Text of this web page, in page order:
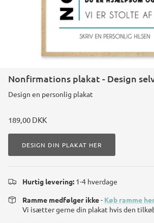
Konstruktions køretøj temafest
Nonfirmations plakat - Design
Design en personlig plakat
189,00 DKK
DESIGN DIN PLAKAT HER
Hurtig levering: 1-4 hverdage
Ramme medfølger ikke- Køb ramme
Vi isætter gerne din plakat hvis den